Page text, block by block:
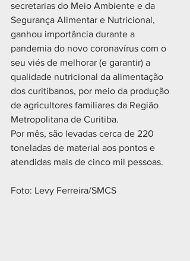
secretarias do Meio Ambiente e da
Segurança Alimentar e Nutricional,
ganhou importância durante a
pandemia do novo coronavírus com o
seu viés de melhorar (e garantir) a
qualidade nutricional da alimentação
dos curitibanos, por meio da produção
de agricultores familiares da Região
Metropolitana de Curitiba.
Por mês, são levadas cerca de 220
toneladas de material aos pontos e
atendidas mais de cinco mil pessoas.
Foto: Levy Ferreira/SMCS